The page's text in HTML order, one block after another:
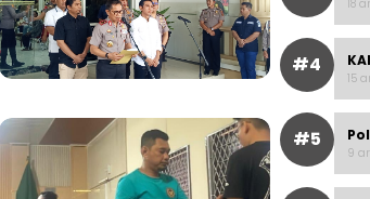
18
#4
15
#5
9